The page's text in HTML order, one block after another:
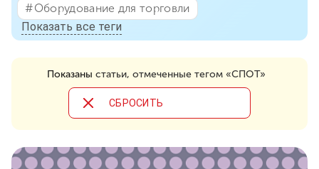
#⁣Оборудование для торговли
Показать все теги
Показаны статьи, отмеченные тегом «СПОТ»
CБРОСИТЬ